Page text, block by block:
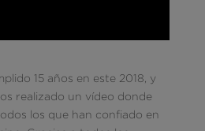
15 años en este 2018, y
realizado un vídeo donde
los que han confiado en